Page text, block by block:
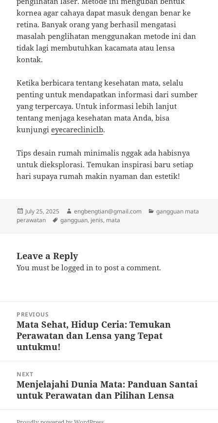
kornea agar cahaya dapat masuk dengan benar ke
retina. Banyak orang yang berhasil mengatasi
masalah penglihatan menggunakan metode ini dan
tidak lagi membutuhkan kacamata atau lensa
kontak.
Ketika berbicara tentang kesehatan mata, selalu
penting untuk mendapatkan informasi dari sumber
yang terpercaya. Untuk informasi lebih lanjut
tentang menjaga kesehatan mata Anda, bisa
kunjungieyecarecliniclb.
Tips desain rumah minimalis nggak ada habisnya
untuk dieksplorasi. Temukan inspirasi baru setiap
hari supaya rumah makin nyaman dan estetik!
Posted
on
July 25, 2025 Author
engbengtian@gmail.com Categories
gangguan mata
perawatan
Tags
gangguan, jenis, mata
Leave a Reply
You must belogged in to post a comment.
navigation
PREVIOUS
Previous
post:
Mata Sehat, Hidup Ceria: Temukan
Perawatan dan Lensa yang Tepat
untukmu!
NEXT
Next
post:
Menjelajahi Dunia Mata: Panduan Santai
untuk Perawatan dan Pilihan Lensa